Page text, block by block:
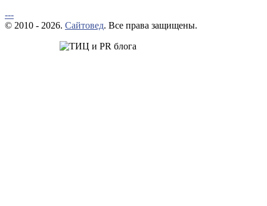
---
© 2010 - 2026. Сайтовед. Все права защищены.